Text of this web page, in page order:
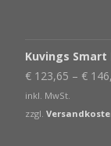
Kuvings
€ 123,65 – €
inkl. MwSt.
zzgl.